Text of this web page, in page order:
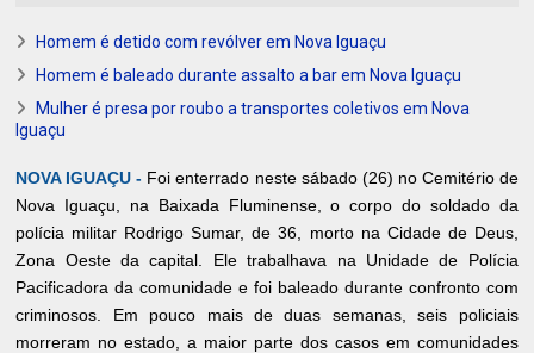
Homem é detido com revólver em Nova Iguaçu
Homem é baleado durante assalto a bar em Nova Iguaçu
Mulher é presa por roubo a transportes coletivos em Nova
Iguaçu
NOVA IGUAÇU - Foi enterrado neste sábado (26) no Cemitério de
Nova Iguaçu, na Baixada Fluminense, o corpo do soldado da
polícia militar Rodrigo Sumar, de 36, morto na Cidade de Deus,
Zona Oeste da capital. Ele trabalhava na Unidade de Polícia
Pacificadora da comunidade e foi baleado durante confronto com
criminosos. Em pouco mais de duas semanas, seis policiais
morreram no estado, a maior parte dos casos em comunidades